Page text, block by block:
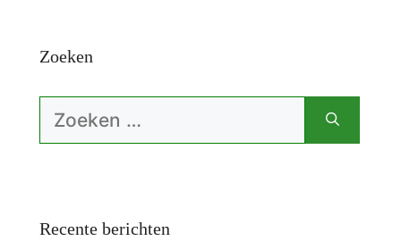
Zoeken
Zoek
Recente berichten